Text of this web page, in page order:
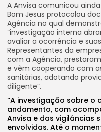
A Anvisa comunicou
Bom Jesus protocolou
Agência no qual
“investigação interna
avaliar a ocorrência e
Representantes da
com a Agência,
e vêm cooperando com
sanitárias, adotando
diligente”.
“A investigação sobre o
andamento, com
Anvisa e das vigilâncias
envolvidas. Até o